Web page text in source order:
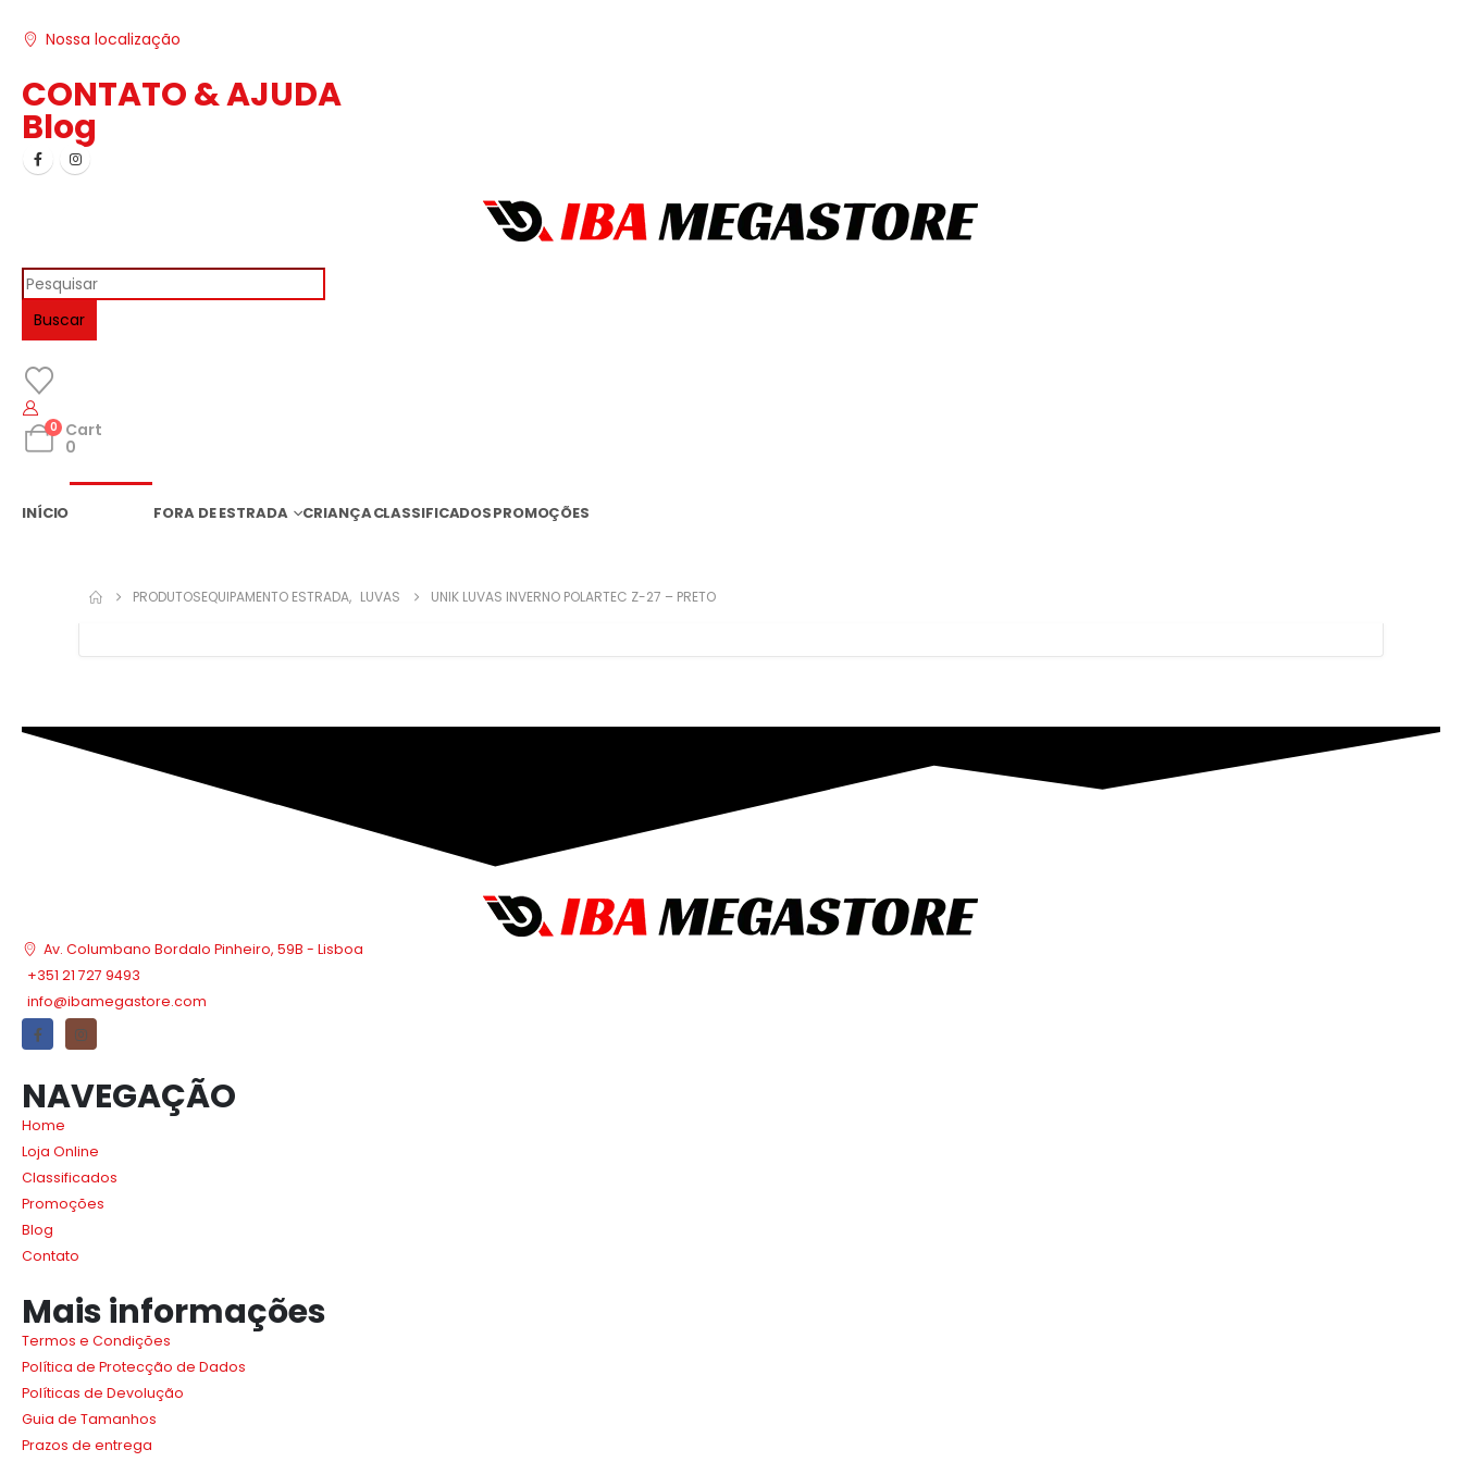
Nossa localização
CONTATO & AJUDA
Blog
Buscar
0 Cart
0
INÍCIO FORA DE ESTRADA CRIANÇACLASSIFICADOSPROMOÇÕES
PRODUTOSEQUIPAMENTO ESTRADA, LUVAS UNIK LUVAS INVERNO POLARTEC Z-27 – PRETO
Av. Columbano Bordalo Pinheiro, 59B - Lisboa
+351 21 727 9493
info@ibamegastore.com
NAVEGAÇÃO
Home
Loja Online
Classificados
Promoções
Blog
Contato
Mais informações
Termos e Condições
Política de Protecção de Dados
Políticas de Devolução
Guia de Tamanhos
Prazos de entrega